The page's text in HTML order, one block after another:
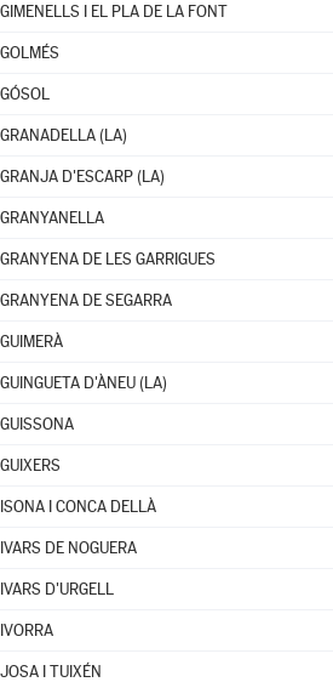
GIMENELLS I EL PLA DE LA FONT
GOLMÉS
GÓSOL
GRANADELLA (LA)
GRANJA D'ESCARP (LA)
GRANYANELLA
GRANYENA DE LES GARRIGUES
GRANYENA DE SEGARRA
GUIMERÀ
GUINGUETA D'ÀNEU (LA)
GUISSONA
GUIXERS
ISONA I CONCA DELLÀ
IVARS DE NOGUERA
IVARS D'URGELL
IVORRA
JOSA I TUIXÉN